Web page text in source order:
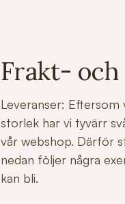
Frakt-
Leveranser: Eftersom
storlek har vi tyvärr
vår webshop. Därför
nedan följer några
kan bli.